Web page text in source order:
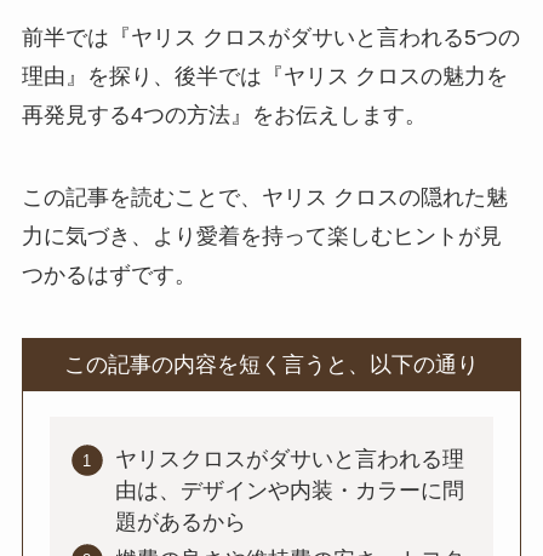
前半では『ヤリス クロスがダサいと言われる5つの
理由』を探り、後半では『ヤリス クロスの魅力を
再発見する4つの方法』をお伝えします。
この記事を読むことで、ヤリス クロスの隠れた魅
力に気づき、より愛着を持って楽しむヒントが見
つかるはずです。
この記事の内容を短く言うと、以下の通り
ヤリスクロスがダサいと言われる理
由は、デザインや内装・カラーに問
題があるから